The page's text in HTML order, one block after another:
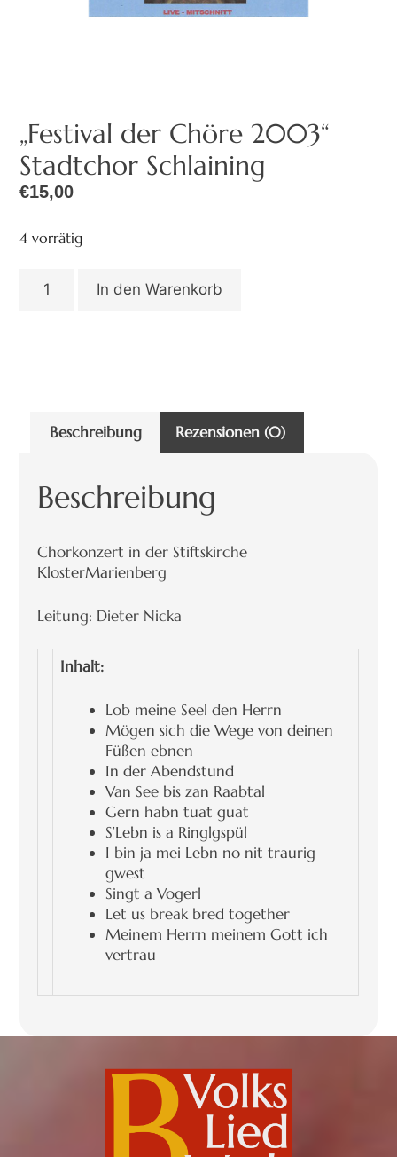
„Festival der Chöre 2003“
Stadtchor Schlaining
€15,00
4 vorrätig
In den Warenkorb
Beschreibung Rezensionen (0)
Beschreibung
Chorkonzert in der Stiftskirche
KlosterMarienberg
Leitung: Dieter Nicka
Inhalt:
Lob meine Seel den Herrn
Mögen sich die Wege von deinen
Füßen ebnen
In der Abendstund
Van See bis zan Raabtal
Gern habn tuat guat
S’Lebn is a Ringlgspül
I bin ja mei Lebn no nit traurig
gwest
Singt a Vogerl
Let us break bred together
Meinem Herrn meinem Gott ich
vertrau